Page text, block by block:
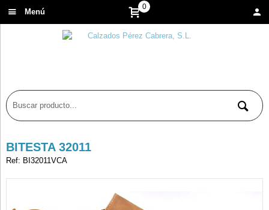
0
BITESTA 32011
Ref: BI32011VCA
Menú